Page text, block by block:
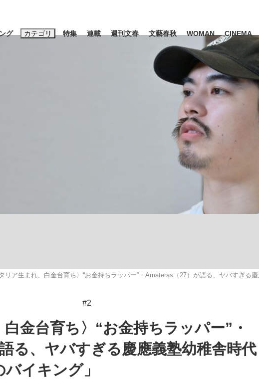
グ カテゴリ
ライフ ビジネス
「90%は失敗する。でも…
特集
日本生まれ
連載 週刊文春 文藝春秋 WOMAN CINEMA
キーワード入力
#森岡毅 #城彰二 #内田有
タリア生まれ、白金台育ち〉“お金持ちラッパー”・Amateras（27）が語る、ヤバすぎる
#2
白金台育ち〉“お金持ちラッパー”・
る、ヤバすぎる慶應義塾幼稚舎時
イキング」